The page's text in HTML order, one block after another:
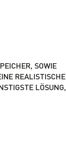
SOWIE
REALISTISCHE
LÖSUNG,